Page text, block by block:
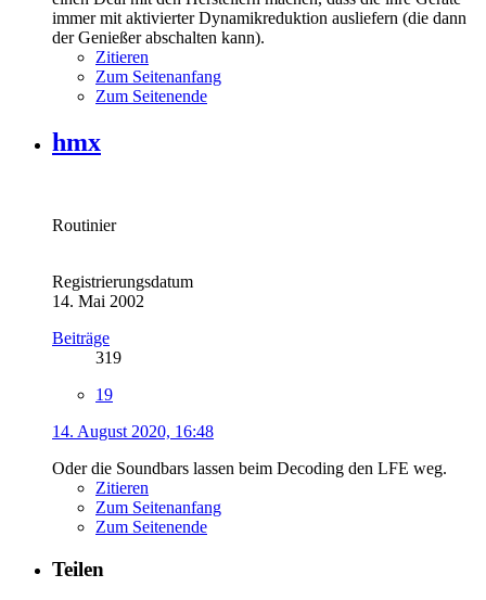
immer mit aktivierter Dynamikreduktion ausliefern (die dann
der Genießer abschalten kann).
Zitieren
Zum Seitenanfang
Zum Seitenende
hmx
Routinier
Registrierungsdatum
14. Mai 2002
Beiträge
319
19
14. August 2020, 16:48
Oder die Soundbars lassen beim Decoding den LFE weg.
Zitieren
Zum Seitenanfang
Zum Seitenende
Teilen